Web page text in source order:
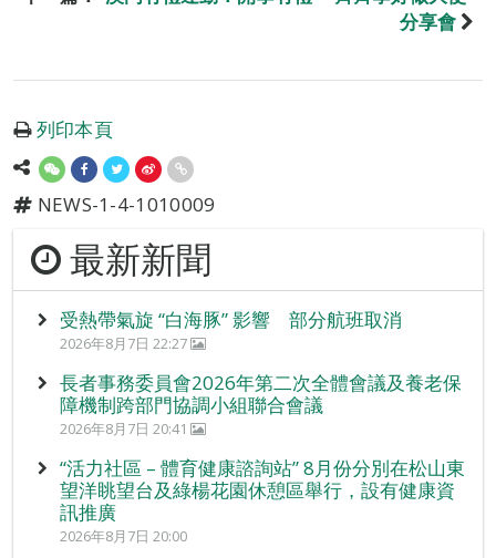
分享會
列印本頁
NEWS-1-4-1010009
最新新聞
受熱帶氣旋 “白海豚” 影響 部分航班取消
2026年8月7日 22:27
長者事務委員會2026年第二次全體會議及養老保
障機制跨部門協調小組聯合會議
2026年8月7日 20:41
“活力社區 – 體育健康諮詢站” 8月份分別在松山東
望洋眺望台及綠楊花園休憩區舉行，設有健康資
訊推廣
2026年8月7日 20:00